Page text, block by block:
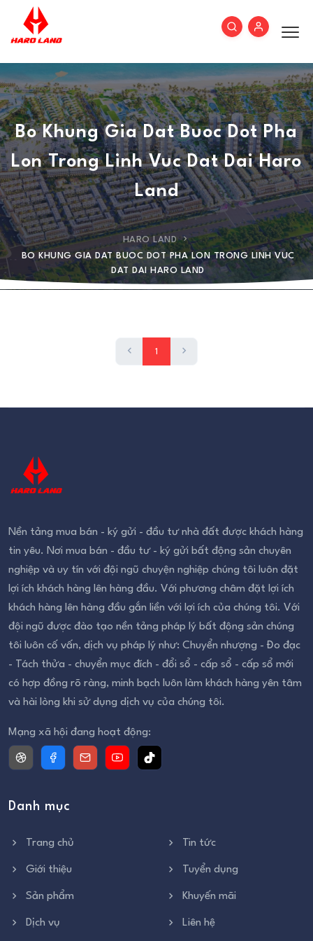
Bo Khung Gia Dat Buoc Dot Pha
Lon Trong Linh Vuc Dat Dai Haro
Land
HARO LAND
BO KHUNG GIA DAT BUOC DOT PHA LON TRONG LINH VUC
DAT DAI HARO LAND
1
Nền tảng mua bán - ký gửi - đầu tư nhà đất được khách hàng
tin yêu. Nơi mua bán - đầu tư - ký gửi bất động sản chuyên
nghiệp và uy tín với đội ngũ chuyện nghiệp chúng tôi luôn đặt
lợi ích khách hàng lên hàng đầu. Với phương châm đặt lợi ích
khách hàng lên hàng đầu gắn liền với lợi ích của chúng tôi. Với
đội ngũ được đào tạo nền tảng pháp lý bất động sản chúng
tôi luôn cố vấn, dịch vụ pháp lý như: Chuyển nhượng - Đo đạc
- Tách thửa - chuyển mục đích - đổi sổ - cấp sổ - cấp sổ mới
có hợp đồng rõ ràng, minh bạch luôn làm khách hàng yên tâm
và hài lòng khi sử dụng dịch vụ của chúng tôi.
Mạng xã hội đang hoạt động:
Danh mục
Trang chủ
Giới thiệu
Sản phẩm
Dịch vụ
Tin tức
Tuyển dụng
Khuyến mãi
Liên hệ